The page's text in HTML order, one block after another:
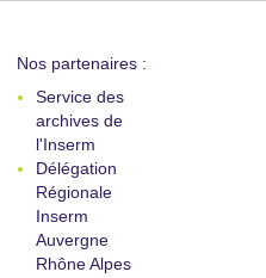
Nos partenaires :
Service des
archives de
l'Inserm
Délégation
Régionale
Inserm
Auvergne
Rhône Alpes